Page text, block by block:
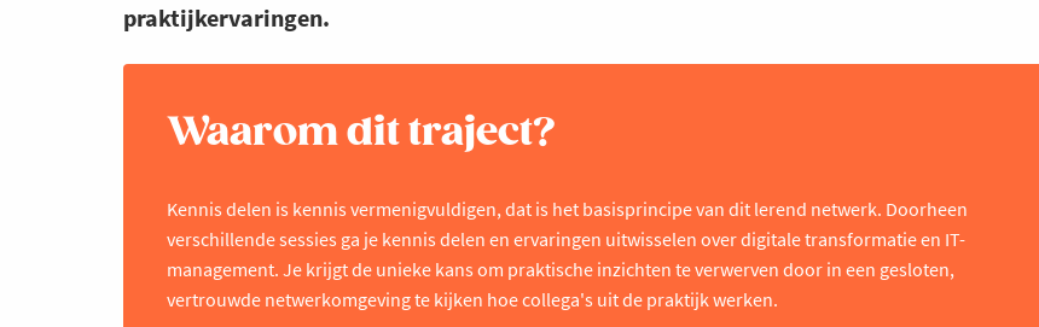
praktijkervaringen.
Waarom dit traject?
Kennis delen is kennis vermenigvuldigen, dat is het basisprincipe van dit lerend netwerk. Doorheen
verschillende sessies ga je kennis delen en ervaringen uitwisselen over digitale transformatie en IT-
management. Je krijgt de unieke kans om praktische inzichten te verwerven door in een gesloten,
vertrouwde netwerkomgeving te kijken hoe collega's uit de praktijk werken.